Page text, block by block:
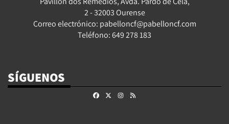
2 - 32003 Ourense
Correo electrónico: pabelloncf@pabelloncf.com
Teléfono: 649 278 183
SÍGUENOS
FacebookInstagram